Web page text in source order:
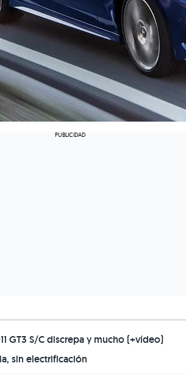
GT3 S/C discrepa y mucho (+vídeo)
sin electrificación